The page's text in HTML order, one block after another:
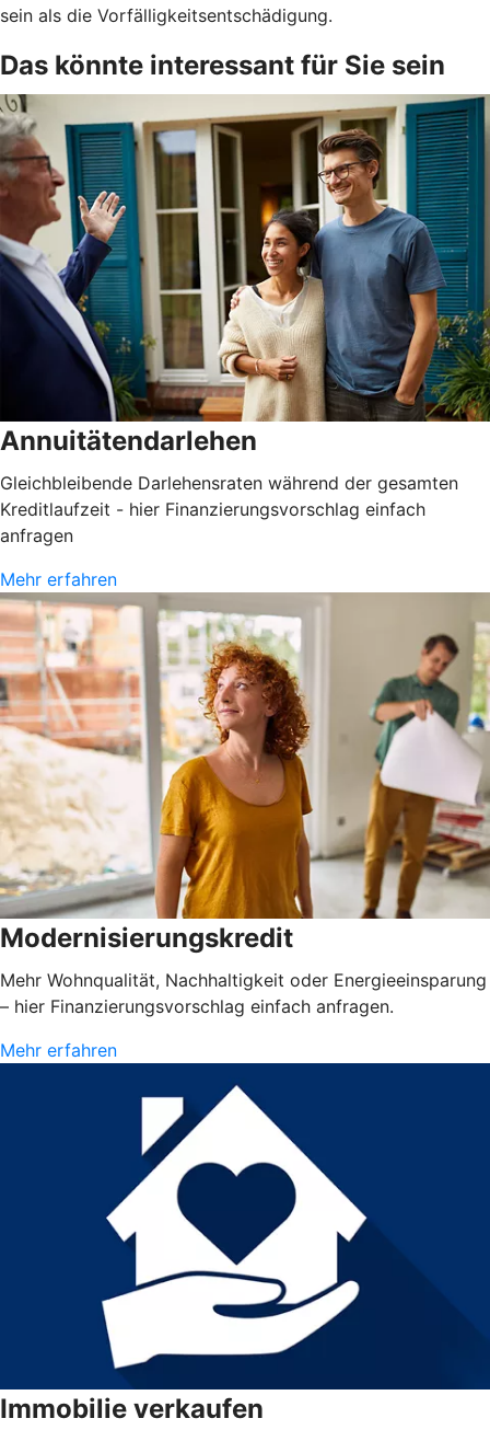
sein als die Vorfälligkeitsentschädigung.
Das könnte interessant für Sie sein
Annuitätendarlehen
Gleichbleibende Darlehensraten während der gesamten
Kreditlaufzeit - hier Finanzierungsvorschlag einfach
anfragen
Mehr erfahren
Modernisierungskredit
Mehr Wohnqualität, Nachhaltigkeit oder Energieeinsparung
– hier Finanzierungsvorschlag einfach anfragen.
Mehr erfahren
Immobilie verkaufen